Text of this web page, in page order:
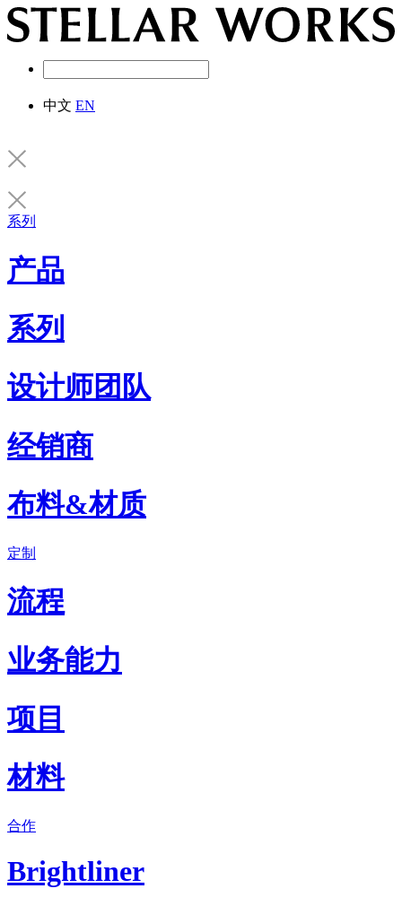
中文 EN
系列
产品
系列
设计师团队
经销商
布料&材质
定制
流程
业务能力
项目
材料
合作
Brightliner